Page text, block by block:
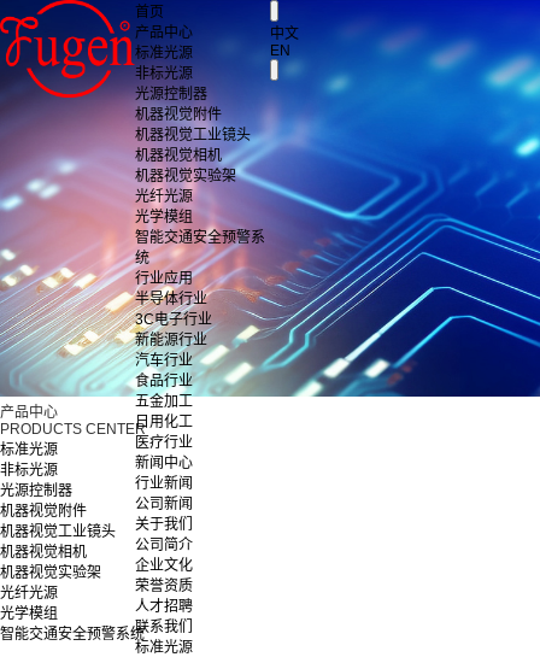
首页
产品中心
标准光源
非标光源
光源控制器
机器视觉附件
机器视觉工业镜头
机器视觉相机
机器视觉实验架
光纤光源
光学模组
智能交通安全预警系
统
行业应用
半导体行业
3C电子行业
新能源行业
汽车行业
食品行业
五金加工
日用化工
医疗行业
新闻中心
行业新闻
公司新闻
关于我们
公司简介
企业文化
荣誉资质
人才招聘
联系我们
标准光源
中文
EN
产品中心
PRODUCTS CENTER
标准光源
非标光源
光源控制器
机器视觉附件
机器视觉工业镜头
机器视觉相机
机器视觉实验架
光纤光源
光学模组
智能交通安全预警系统